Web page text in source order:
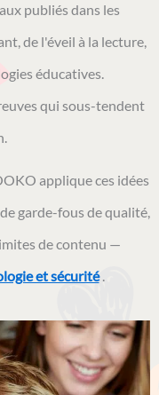
publiés dans les
de l'éveil à la lecture,
éducatives.
qui sous-tendent
applique ces idées
garde-fous de qualité,
de contenu —
et sécurité.